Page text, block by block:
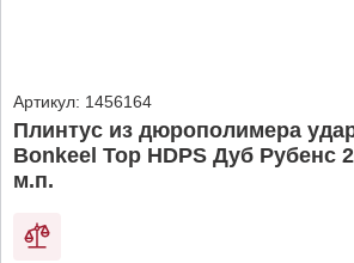
Артикул: 1456164
Плинтус из дюрополимера
Bonkeel Top HDPS Дуб Рубенс
м.п.